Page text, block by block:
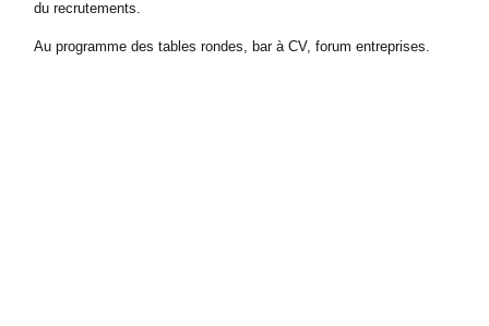
du recrutements.
Au programme des tables rondes, bar à CV, forum entreprises.